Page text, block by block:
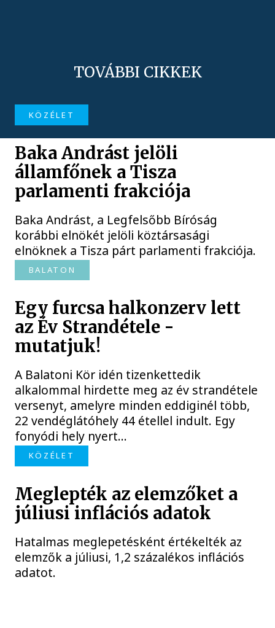
TOVÁBBI CIKKEK
KÖZÉLET
Baka Andrást jelöli
államfőnek a Tisza
parlamenti frakciója
Baka Andrást, a Legfelsőbb Bíróság
korábbi elnökét jelöli köztársasági
elnöknek a Tisza párt parlamenti frakciója.
BALATON
Egy furcsa halkonzerv lett
az Év Strandétele -
mutatjuk!
A Balatoni Kör idén tizenkettedik
alkalommal hirdette meg az év strandétele
versenyt, amelyre minden eddiginél több,
22 vendéglátóhely 44 étellel indult. Egy
fonyódi hely nyert...
KÖZÉLET
Meglepték az elemzőket a
júliusi inflációs adatok
Hatalmas meglepetésként értékelték az
elemzők a júliusi, 1,2 százalékos inflációs
adatot.